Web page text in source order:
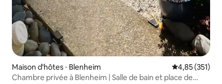
Maison d'hôtes ⋅ Blenheim Évaluation
4,85 (351)
Chambre privée à Blenheim | Salle de bain et place de